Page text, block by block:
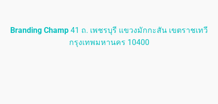
Branding Champ 41 ถ. เพชรบุรี แขวงมักกะสัน เขตราชเทวี
กรุงเทพมหานคร 10400